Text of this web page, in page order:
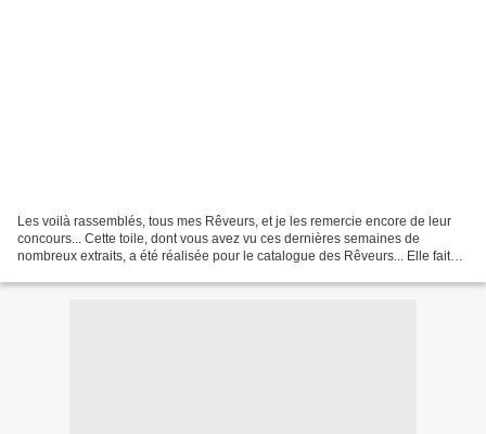
Les voilà rassemblés, tous mes Rêveurs, et je les remercie encore de leur
concours... Cette toile, dont vous avez vu ces dernières semaines de
nombreux extraits, a été réalisée pour le catalogue des Rêveurs... Elle fait